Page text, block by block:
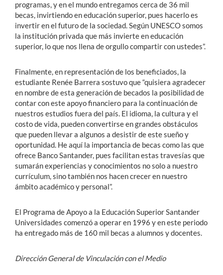
programas, y en el mundo entregamos cerca de 36 mil
becas, invirtiendo en educación superior, pues hacerlo es
invertir en el futuro de la sociedad. Según UNESCO somos
la institución privada que más invierte en educación
superior, lo que nos llena de orgullo compartir con ustedes”.
Finalmente, en representación de los beneficiados, la
estudiante Renée Barrera sostuvo que “quisiera agradecer
en nombre de esta generación de becados la posibilidad de
contar con este apoyo financiero para la continuación de
nuestros estudios fuera del país. El idioma, la cultura y el
costo de vida, pueden convertirse en grandes obstáculos
que pueden llevar a algunos a desistir de este sueño y
oportunidad. He aquí la importancia de becas como las que
ofrece Banco Santander, pues facilitan estas travesías que
sumarán experiencias y conocimientos no solo a nuestro
currículum, sino también nos hacen crecer en nuestro
ámbito académico y personal”.
El Programa de Apoyo a la Educación Superior Santander
Universidades comenzó a operar en 1996 y en este periodo
ha entregado más de 160 mil becas a alumnos y docentes.
Dirección General de Vinculación con el Medio